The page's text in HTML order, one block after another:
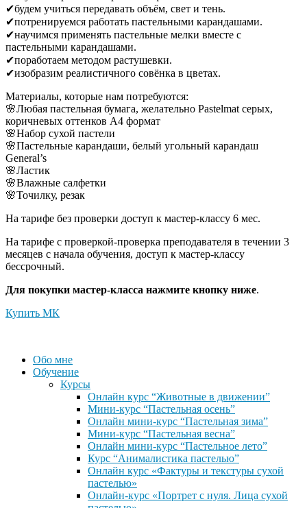
✔будем учиться передавать объём, свет и тень.
✔потренируемся работать пастельными карандашами.
✔научимся применять пастельные мелки вместе с
пастельными карандашами.
✔поработаем методом растушевки.
✔изобразим реалистичного совёнка в цветах.
Материалы, которые нам потребуются:
🌸Любая пастельная бумага, желательно Pastelmat серых,
коричневых оттенков А4 формат
🌸Набор сухой пастели
🌸Пастельные карандаши, белый угольный карандаш
General’s
🌸Ластик
🌸Влажные салфетки
🌸Точилку, резак
На тарифе без проверки доступ к мастер-классу 6 мес.
На тарифе с проверкой-проверка преподавателя в течении 3
месяцев с начала обучения, доступ к мастер-классу
бессрочный.
Для покупки мастер-класса нажмите кнопку ниже.
Купить МК
Обо мне
Обучение
Курсы
Онлайн курс “Животные в движении”
Мини-курс “Пастельная осень”
Онлайн мини-курс “Пастельная зима”
Мини-курс “Пастельная весна”
Онлайн мини-курс “Пастельное лето”
Курс “Анималистика пастелью”
Онлайн курс «Фактуры и текстуры сухой
пастелью»
Онлайн-курс «Портрет с нуля. Лица сухой